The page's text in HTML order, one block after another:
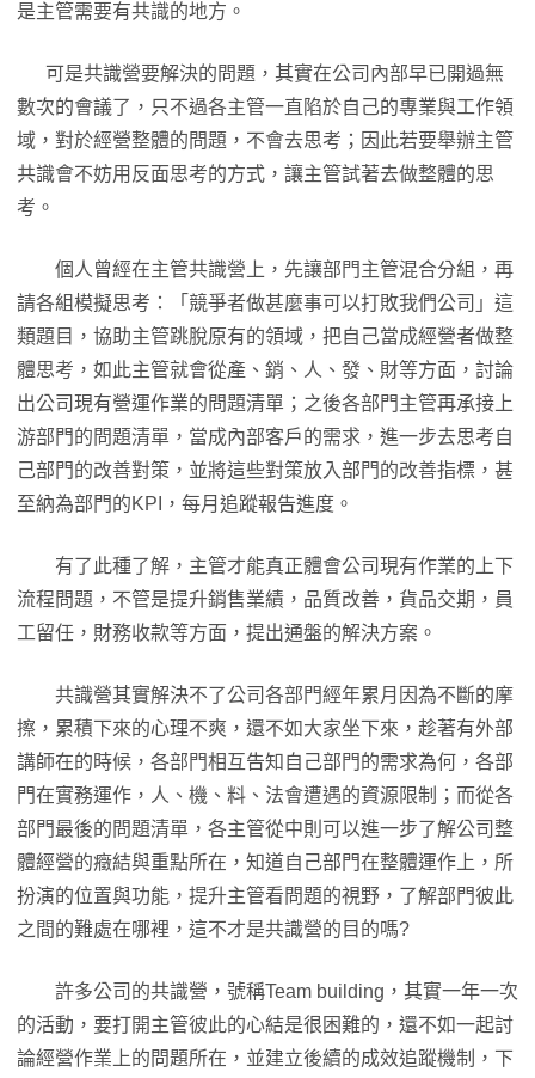
是主管需要有共識的地方。
可是共識營要解決的問題，其實在公司內部早已開過無
數次的會議了，只不過各主管一直陷於自己的專業與工作領
域，對於經營整體的問題，不會去思考；因此若要舉辦主管
共識會不妨用反面思考的方式，讓主管試著去做整體的思
考。
個人曾經在主管共識營上，先讓部門主管混合分組，再
請各組模擬思考：「競爭者做甚麼事可以打敗我們公司」這
類題目，協助主管跳脫原有的領域，把自己當成經營者做整
體思考，如此主管就會從產、銷、人、發、財等方面，討論
出公司現有營運作業的問題清單；之後各部門主管再承接上
游部門的問題清單，當成內部客戶的需求，進一步去思考自
己部門的改善對策，並將這些對策放入部門的改善指標，甚
至納為部門的KPI，每月追蹤報告進度。
有了此種了解，主管才能真正體會公司現有作業的上下
流程問題，不管是提升銷售業績，品質改善，貨品交期，員
工留任，財務收款等方面，提出通盤的解決方案。
共識營其實解決不了公司各部門經年累月因為不斷的摩
擦，累積下來的心理不爽，還不如大家坐下來，趁著有外部
講師在的時候，各部門相互告知自己部門的需求為何，各部
門在實務運作，人、機、料、法會遭遇的資源限制；而從各
部門最後的問題清單，各主管從中則可以進一步了解公司整
體經營的癥結與重點所在，知道自己部門在整體運作上，所
扮演的位置與功能，提升主管看問題的視野，了解部門彼此
之間的難處在哪裡，這不才是共識營的目的嗎?
許多公司的共識營，號稱Team building，其實一年一次
的活動，要打開主管彼此的心結是很困難的，還不如一起討
論經營作業上的問題所在，並建立後續的成效追蹤機制，下